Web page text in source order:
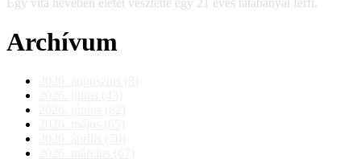
Egy vita hevében életét vesztette egy 21 éves tatabányai férfi.
Archívum